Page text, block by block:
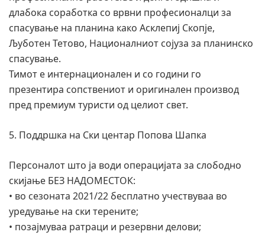
длабока соработка со врвни професионалци за
спасување на планина како Асклепиј Скопје,
Љуботен Тетово, Националниот сојуза за планинско
спасување.
Тимот е интернационален и со години го
презентира сопствениот и оригинален производ
пред премиум туристи од целиот свет.
5. Поддршка на Ски центар Попова Шапка
Персоналот што ја води операцијата за слободно
скијање БЕЗ НАДОМЕСТОК:
• во сезоната 2021/22 бесплатно учествуваа во
уредување на ски терените;
• позајмуваа ратраци и резервни делови;